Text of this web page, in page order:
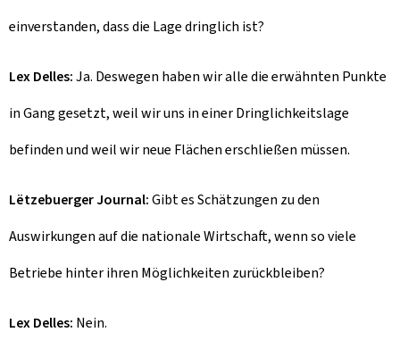
einverstanden, dass die Lage dringlich ist?
Lex Delles:Ja. Deswegen haben wir alle die erwähnten Punkte
in Gang gesetzt, weil wir uns in einer Dringlichkeitslage
befinden und weil wir neue Flächen erschließen müssen.
Lëtzebuerger Journal:Gibt es Schätzungen zu den
Auswirkungen auf die nationale Wirtschaft, wenn so viele
Betriebe hinter ihren Möglichkeiten zurückbleiben?
Lex Delles: Nein.